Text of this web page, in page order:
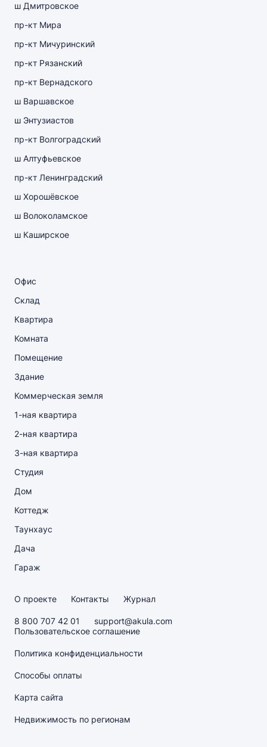
ш Дмитровское
пр-кт Мира
пр-кт Мичуринский
пр-кт Рязанский
пр-кт Вернадского
ш Варшавское
ш Энтузиастов
пр-кт Волгоградский
ш Алтуфьевское
пр-кт Ленинградский
ш Хорошёвское
ш Волоколамское
ш Каширское
Офис
Склад
Квартира
Комната
Помещение
Здание
Коммерческая земля
1-ная квартира
2-ная квартира
3-ная квартира
Студия
Дом
Коттедж
Таунхаус
Дача
Гараж
О проекте Контакты Журнал
8 800 707 42 01
support@akula.com
Пользовательское соглашение
Политика конфиденциальности
Способы оплаты
Карта сайта
Недвижимость по регионам